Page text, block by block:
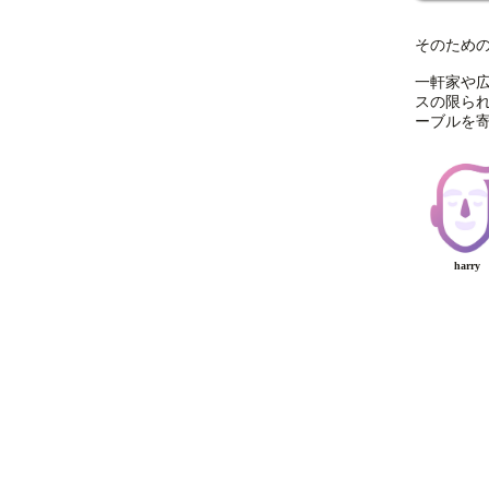
そのため
一軒家や
スの限ら
ーブルを
harry